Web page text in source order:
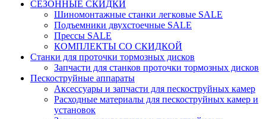
СЕЗОННЫЕ СКИДКИ
Шиномонтажные станки легковые SALE
Подъемники двухстоечные SALE
Прессы SALE
КОМПЛЕКТЫ СО СКИДКОЙ
Станки для проточки тормозных дисков
Запчасти для станков проточки тормозных дисков
Пескоструйные аппараты
Аксессуары и запчасти для пескоструйных камер
Расходные материалы для пескоструйных камер и
установок